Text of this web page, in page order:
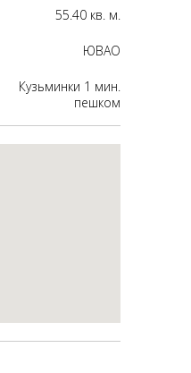
55.40 кв. м.
ЮВАО
Кузьминки 1 мин.
пешком